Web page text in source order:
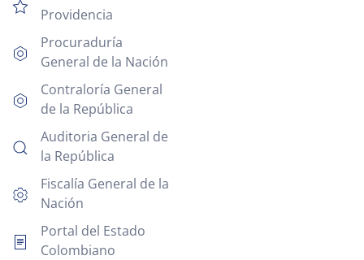
Providencia
Procuraduría
General de la Nación
Contraloría General
de la República
Auditoria General de
la República
Fiscalía General de la
Nación
Portal del Estado
Colombiano